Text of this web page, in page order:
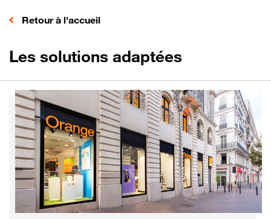
Retour à l'accueil
Les solutions adaptées